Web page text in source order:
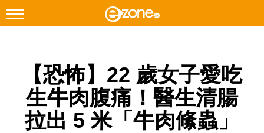
Facebook Instagram
科技焦點
網絡生活
【恐怖】22 歲女子愛吃
生牛肉腹痛！醫生清腸
拉出 5 米「牛肉絛蟲」